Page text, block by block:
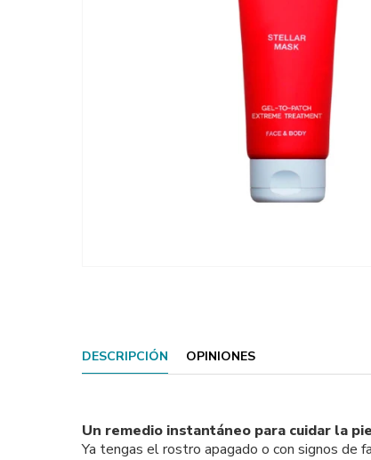
DESCRIPCIÓN OPINIONES
Un remedio instantáneo para cuidar la
Ya tengas el rostro apagado o con signos de